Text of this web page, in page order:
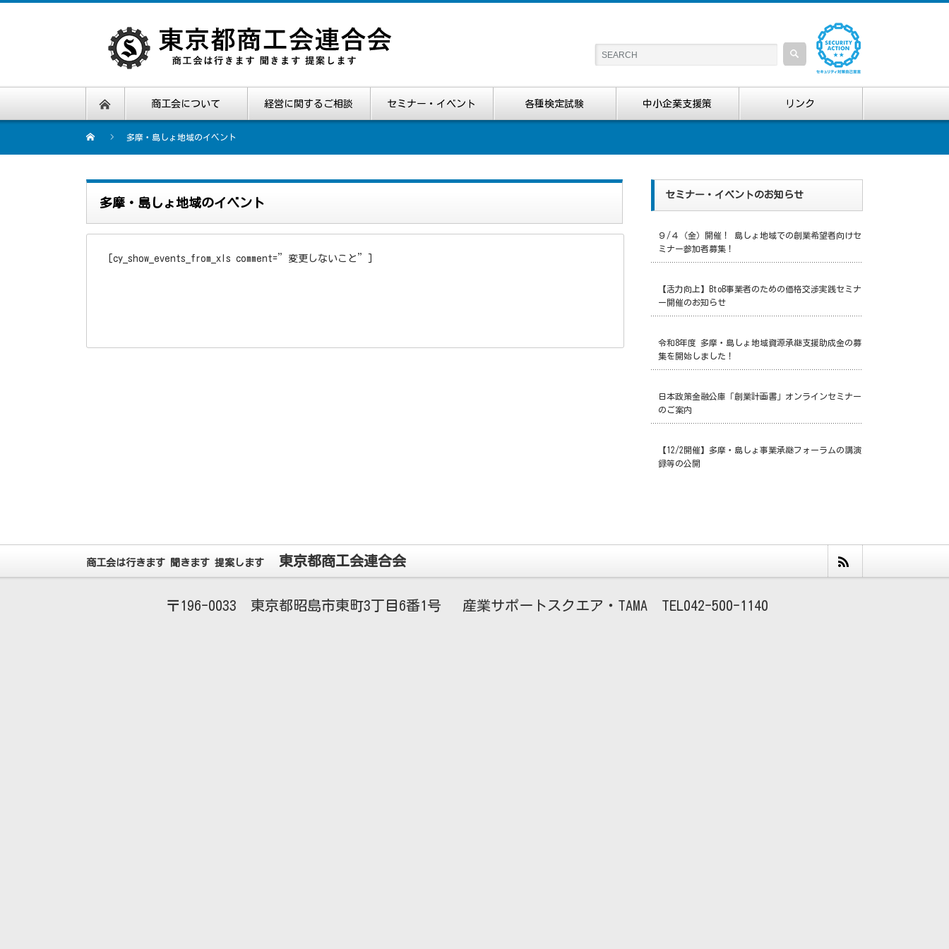
商工会について 経営に関するご相談 セミナー・イベント 各種検定試験 中小企業支援策 リンク
多摩・島しょ地域のイベント
多摩・島しょ地域のイベント
[cy_show_events_from_xls comment=”変更しないこと”]
セミナー・イベントのお知らせ
９/４（金）開催！ 島しょ地域での創業希望者向けセ
ミナー参加者募集！
【活力向上】BtoB事業者のための価格交渉実践セミナ
ー開催のお知らせ
令和8年度 多摩・島しょ地域資源承継支援助成金の募
集を開始しました！
日本政策金融公庫「創業計画書」オンラインセミナー
のご案内
【12/2開催】多摩・島しょ事業承継フォーラムの講演
録等の公開
商工会は行きます 聞きます 提案します 東京都商工会連合会
196-0033 東京都昭島市東町3丁目6番1号 産業サポートスクエア・TAMA 042-500-1140